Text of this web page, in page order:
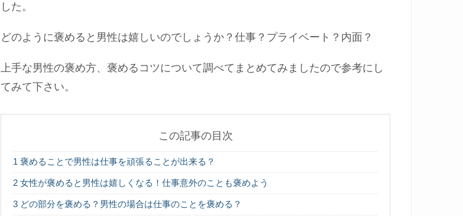
した。
どのように褒めると男性は嬉しいのでしょうか？仕事？プライベート？内面？
上手な男性の褒め方、褒めるコツについて調べてまとめてみましたので参考にし
てみて下さい。
この記事の目次
1 褒めることで男性は仕事を頑張ることが出来る？
2 女性が褒めると男性は嬉しくなる！仕事意外のことも褒めよう
3 どの部分を褒める？男性の場合は仕事のことを褒める？